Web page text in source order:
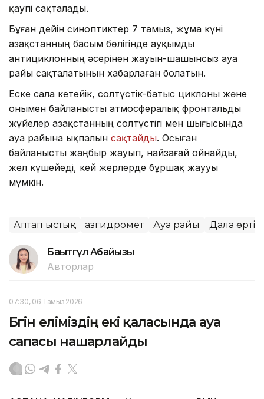
қаупі сақталады.
Бұған дейін синоптиктер 7 тамыз, жұма күні
Қазақстанның басым бөлігінде ауқымды
антициклонның әсерінен жауын-шашынсыз ауа
райы сақталатынын хабарлаған болатын.
Еске сала кетейік, солтүстік-батыс циклоны және
онымен байланысты атмосфералық фронтальды
жүйелер Қазақстанның солтүстігі мен шығысында
ауа райына ықпалын сақтайды. Осыған
байланысты жаңбыр жауып, найзағай ойнайды,
жел күшейеді, кей жерлерде бұршақ жаууы
мүмкін.
Аптап ыстық Қазгидромет Ауа райы Дала өрті
Бақытгүл Абайқызы
Авторлар
07:30, 06 Тамыз 2026
Бүгін еліміздің екі қаласында ауа
сапасы нашарлайды